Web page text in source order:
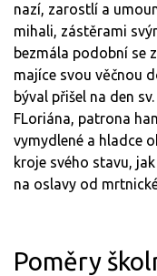
nazí, zarostlí a
mihali, zástěrami
bezmála podobní se
majíce svou věčnou
býval přišel na den
FLoriána, patrona
vymydlené a hladce
kroje svého stavu,
na oslavy od
Poměry